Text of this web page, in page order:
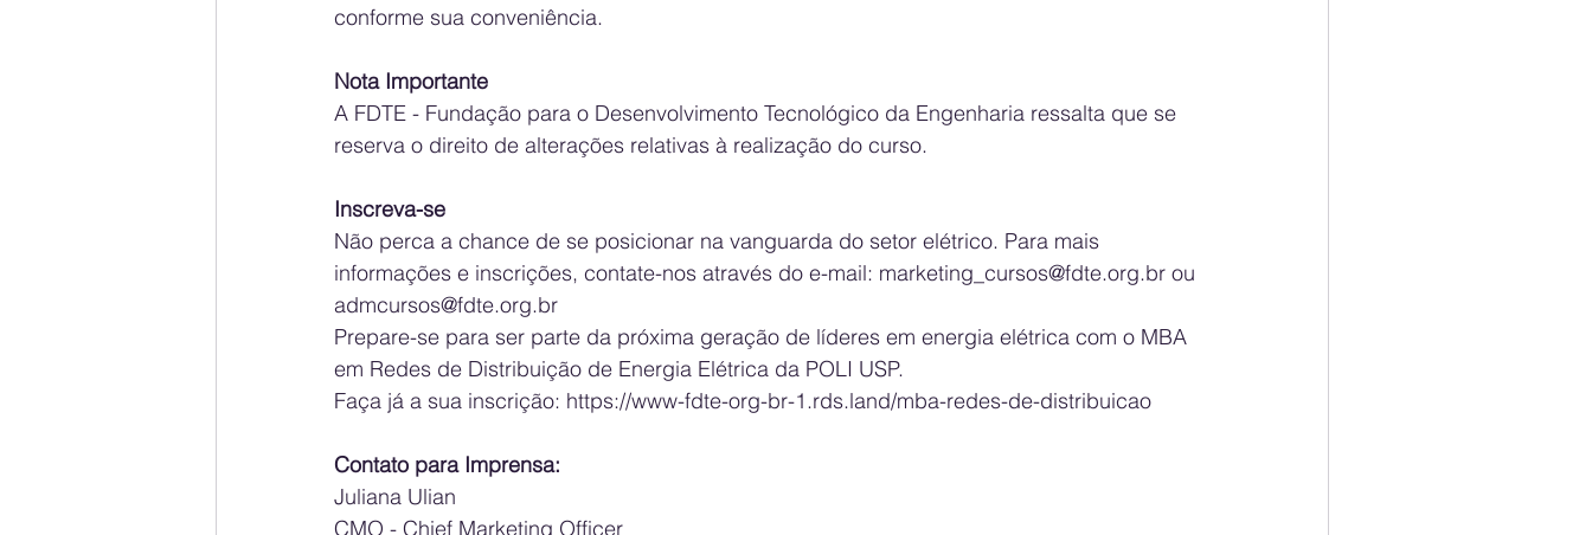
conforme sua conveniência.
Nota Importante
A FDTE - Fundação para o Desenvolvimento Tecnológico da Engenharia ressalta que se
reserva o direito de alterações relativas à realização do curso.
Inscreva-se
Não perca a chance de se posicionar na vanguarda do setor elétrico. Para mais
informações e inscrições, contate-nos através do e-mail: marketing_cursos@fdte.org.br ou
admcursos@fdte.org.br
Prepare-se para ser parte da próxima geração de líderes em energia elétrica com o MBA
em Redes de Distribuição de Energia Elétrica da POLI USP.
Faça já a sua inscrição: https://www-fdte-org-br-1.rds.land/mba-redes-de-distribuicao
Contato para Imprensa:
Juliana Ulian
CMO - Chief Marketing Officer